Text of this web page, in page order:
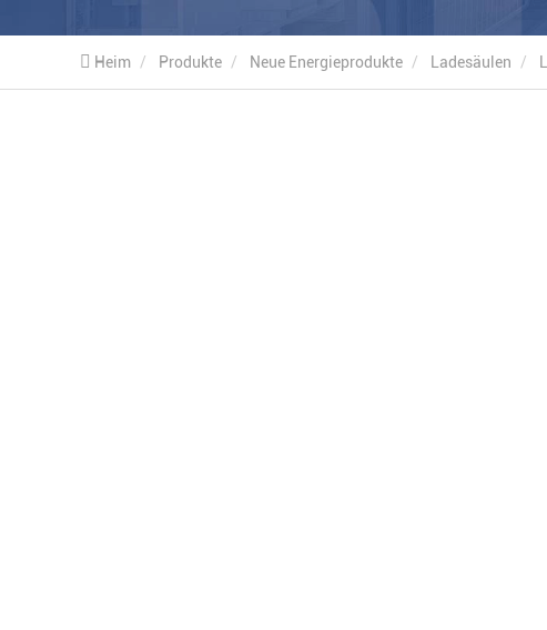
Heim Produkte Neue Energieprodukte Ladesäulen